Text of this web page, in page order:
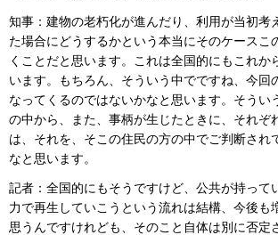
知事：建物の老朽化が進んだり、利用が当初考
た場合にどうするかという本当にそのケースこ
くことだと思います。これは全国的にもこれか
います。もちろん、そういう中でですね、今回
なってくるのではないかなと思います。そうい
の中から、また、事柄が生じたときに、それぞ
は、それを、そこの住民の方の中でご判断され
なと思います。
記者：全国的にもそうですけど、公共が持って
力で再生していこうという流れは結構、今後も
思うんですけれども、そのこと自体は別に否定